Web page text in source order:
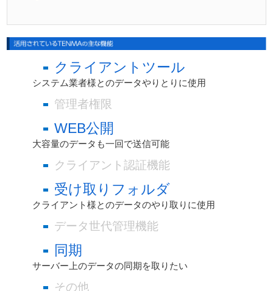
クライアントツール
システム業者様とのデータやりとりに使用
管理者権限
WEB公開
大容量のデータも一回で送信可能
クライアント認証機能
受け取りフォルダ
クライアント様とのデータのやり取りに使用
データ世代管理機能
同期
サーバー上のデータの同期を取りたい
その他